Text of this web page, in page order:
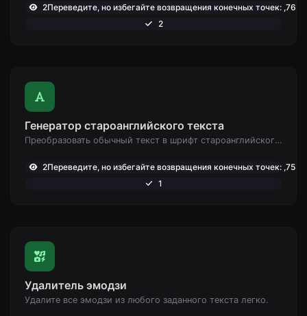
2Переведите, но избегайте возвращения конечных точек: ,765
2
Генератор староанглийского текста
Преобразовать обычный текст в шрифт староанглийского типа.
2Переведите, но избегайте возвращения конечных точек: ,755
1
Удалитель эмодзи
Удалите все эмодзи из любого заданного текста легко.